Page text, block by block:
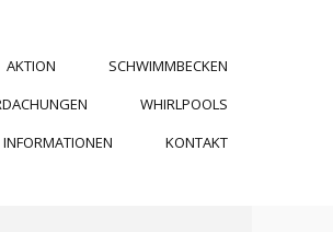
AKTION
SCHWIMMBECKEN
WHIRLPOOLS
INFORMATIONEN
KONTAKT